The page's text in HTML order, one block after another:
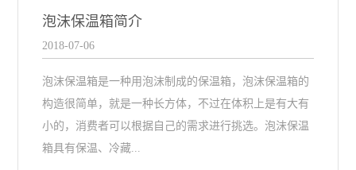
泡沫保温箱简介
2018-07-06
泡沫保温箱是一种用泡沫制成的保温箱，泡沫保温箱的
构造很简单，就是一种长方体，不过在体积上是有大有
小的，消费者可以根据自己的需求进行挑选。泡沫保温
箱具有保温、冷藏...